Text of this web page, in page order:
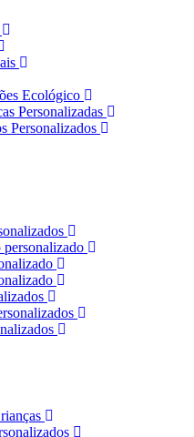
Ecológico
Personalizadas
Personalizados
personalizado